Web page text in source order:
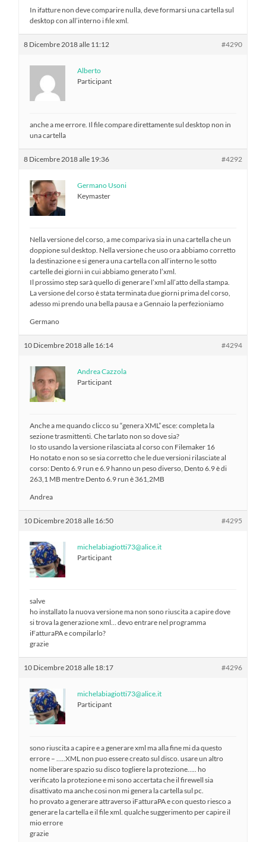
In ifatture non deve comparire nulla, deve formarsi una cartella sul
desktop con all’interno i file xml.
8 Dicembre 2018 alle 11:12 #4290
Alberto
Participant
anche a me errore. Il file compare direttamente sul desktop non in
una cartella
8 Dicembre 2018 alle 19:36 #4292
Germano Usoni
Keymaster
Nella versione del corso, a me compariva sia in una cartella che un
doppione sul desktop. Nella versione che uso ora abbiamo corretto
la destinazione e si genera una cartella con all’interno le sotto
cartelle dei giorni in cui abbiamo generato l’xml.
Il prossimo step sarà quello di generare l’xml all’atto della stampa.
La versione del corso è stata terminata due giorni prima del corso,
adesso mi prendo una bella pausa e a Gennaio la perfezioniamo
Germano
10 Dicembre 2018 alle 16:14 #4294
Andrea Cazzola
Participant
Anche a me quando clicco su “genera XML” esce: completa la
sezione trasmittenti. Che tarlato non so dove sia?
Io sto usando la versione rilasciata al corso con Filemaker 16
Ho notato e non so se sia corretto che le due versioni rilasciate al
corso: Dento 6.9 run e 6.9 hanno un peso diverso, Dento 6.9 è di
263,1 MB mentre Dento 6.9 run è 361,2MB
Andrea
10 Dicembre 2018 alle 16:50 #4295
michelabiagiotti73@alice.it
Participant
salve
ho installato la nuova versione ma non sono riuscita a capire dove
si trova la generazione xml… devo entrare nel programma
iFatturaPA e compilarlo?
grazie
10 Dicembre 2018 alle 18:17 #4296
michelabiagiotti73@alice.it
Participant
sono riuscita a capire e a generare xml ma alla fine mi da questo
errore – …..XML non puo essere creato sul disco. usare un altro
nome liberare spazio su disco togliere la protezione….. ho
verificato la protezione e mi sono accertata che il firewell sia
disattivato ma anche cosi non mi genera la cartella sul pc.
ho provato a generare attraverso iFatturaPA e con questo riesco a
generare la cartella e il file xml. qualche suggerimento per capire il
mio errore
grazie